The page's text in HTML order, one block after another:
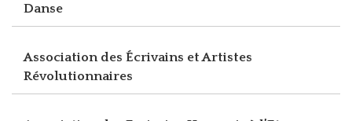
Danse
Association des Écrivains et Artistes
Révolutionnaires